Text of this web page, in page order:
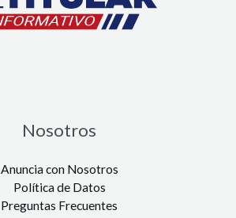
Nosotros
Anuncia con Nosotros
Política de Datos
Preguntas Frecuentes